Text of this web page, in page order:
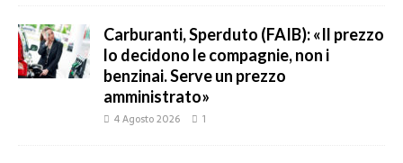
Carburanti, Sperduto (FAIB): «Il prezzo
lo decidono le compagnie, non i
benzinai. Serve un prezzo
amministrato»
4 Agosto 2026 1